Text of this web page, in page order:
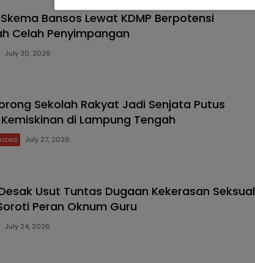
Bansos Lewat KDMP Berpotensi
Celah Penyimpangan
July 30, 2026
Sekolah Rakyat Jadi Senjata Putus
di Lampung Tengah
July 27, 2026
Usut Tuntas Dugaan Kekerasan Seksual
Peran Oknum Guru
July 24, 2026